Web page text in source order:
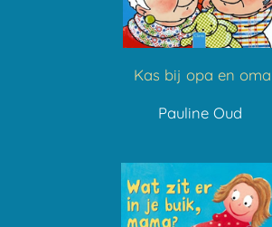
Kas bij opa en oma
Pauline Oud